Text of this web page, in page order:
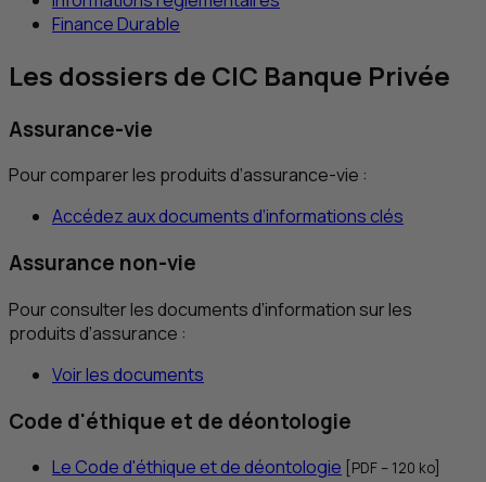
Finance Durable
Les dossiers de CIC Banque Privée
Assurance-vie
Pour comparer les produits d’assurance-vie :
Accédez aux documents d’informations clés
Assurance non-vie
Pour consulter les documents d’information sur les
produits d’assurance :
Voir les documents
Code d'éthique et de déontologie
Le Code d'éthique et de déontologie PDF – 120 ko]